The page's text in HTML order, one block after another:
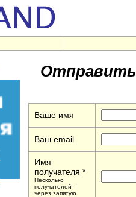
Ваше имя
Ваш email
Имя
получателя *
Несколько
получателей -
через запятую